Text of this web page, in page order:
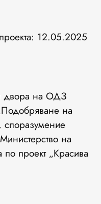
12.05.2025
двора на ОДЗ
на
споразумение
на
по проект „Красива